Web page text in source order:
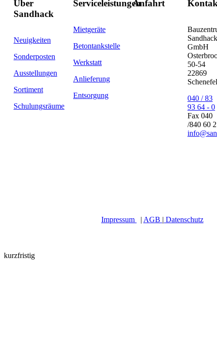
Über
Sandhack
Neuigkeiten
Sonderposten
Ausstellungen
Sortiment
Schulungsräume
Serviceleistungen
Mietgeräte
Betontankstelle
Werkstatt
Anlieferung
Entsorgung
Anfahrt
Sandhack
GmbH
50-54
22869
040 / 83
93 64 - 0
Fax 040
/840 60
Impressum | AGB | Datenschutz
kurzfristig